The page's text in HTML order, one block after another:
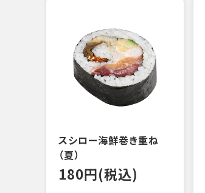
スシロー海鮮巻き重ね
（夏）
180円(税込)